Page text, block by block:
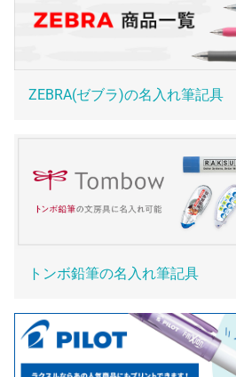
ZEBRA(ゼブラ)の名入れ筆記具
トンボ鉛筆の名入れ筆記具